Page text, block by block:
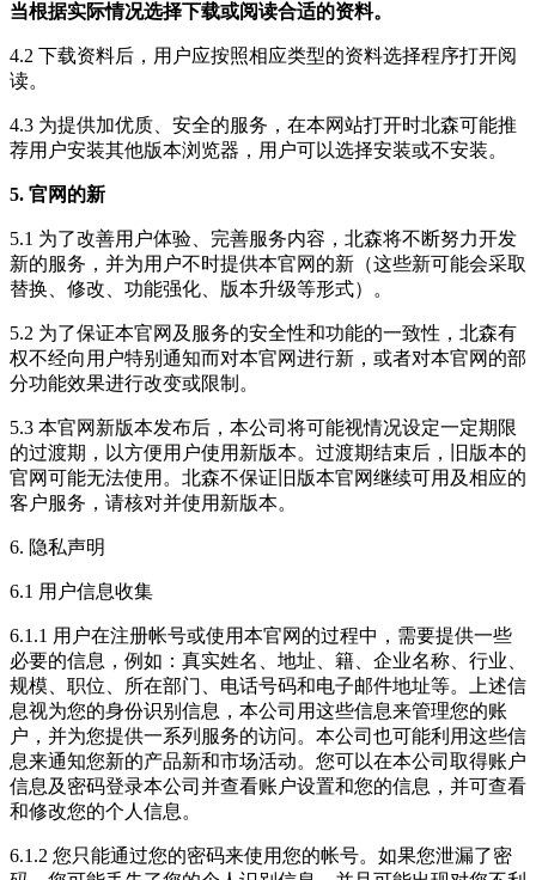
当根据实际情况选择下载或阅读合适的资料。
4.2 下载资料后，用户应按照相应类型的资料选择程序打开阅
读。
4.3 为提供加优质、安全的服务，在本网站打开时北森可能推
荐用户安装其他版本浏览器，用户可以选择安装或不安装。
5. 官网的新
5.1 为了改善用户体验、完善服务内容，北森将不断努力开发
新的服务，并为用户不时提供本官网的新（这些新可能会采取
替换、修改、功能强化、版本升级等形式）。
5.2 为了保证本官网及服务的安全性和功能的一致性，北森有
权不经向用户特别通知而对本官网进行新，或者对本官网的部
分功能效果进行改变或限制。
5.3 本官网新版本发布后，本公司将可能视情况设定一定期限
的过渡期，以方便用户使用新版本。过渡期结束后，旧版本的
官网可能无法使用。北森不保证旧版本官网继续可用及相应的
客户服务，请核对并使用新版本。
6. 隐私声明
6.1 用户信息收集
6.1.1 用户在注册帐号或使用本官网的过程中，需要提供一些
必要的信息，例如：真实姓名、地址、籍、企业名称、行业、
规模、职位、所在部门、电话号码和电子邮件地址等。上述信
息视为您的身份识别信息，本公司用这些信息来管理您的账
户，并为您提供一系列服务的访问。本公司也可能利用这些信
息来通知您新的产品新和市场活动。您可以在本公司取得账户
信息及密码登录本公司并查看账户设置和您的信息，并可查看
和修改您的个人信息。
6.1.2 您只能通过您的密码来使用您的帐号。如果您泄漏了密